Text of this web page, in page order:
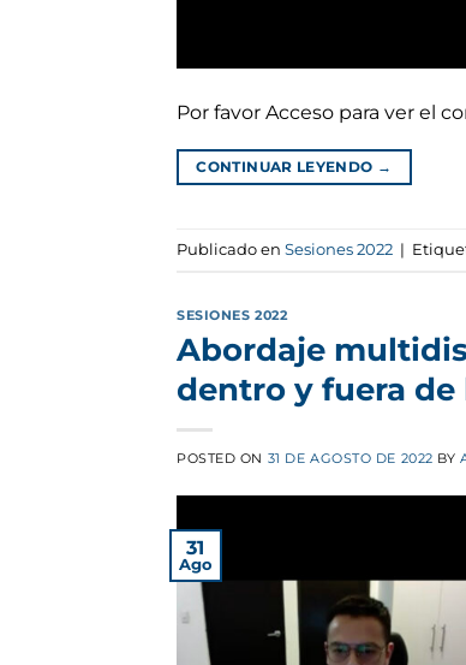
Por favor Acceso para ver el
CONTINUAR LEYENDO →
Publicado en Sesiones 2022 |
SESIONES 2022
Abordaje
dentro y fuera
POSTED ON 31 DE AGOSTO DE 2022 BY
31
Ago